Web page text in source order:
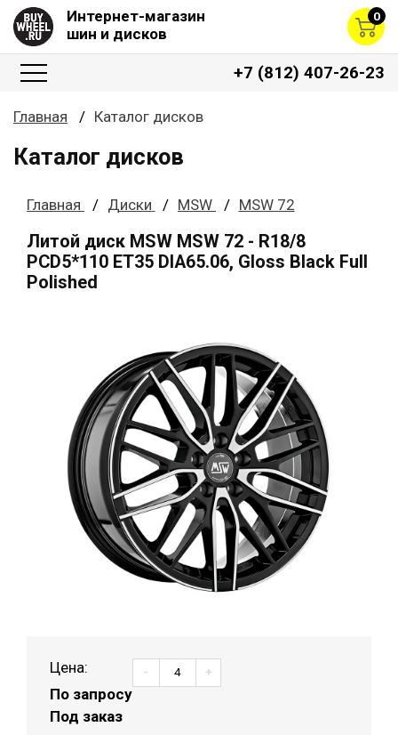
Интернет-магазин
шин и дисков
0
+7 (812) 407-26-23
Главная Каталог дисков
Каталог дисков
Главная Диски MSW MSW 72
Литой диск MSW MSW 72 - R18/8
PCD5*110 ET35 DIA65.06, Gloss Black Full
Polished
Цена:
По запросу
Под заказ
- +